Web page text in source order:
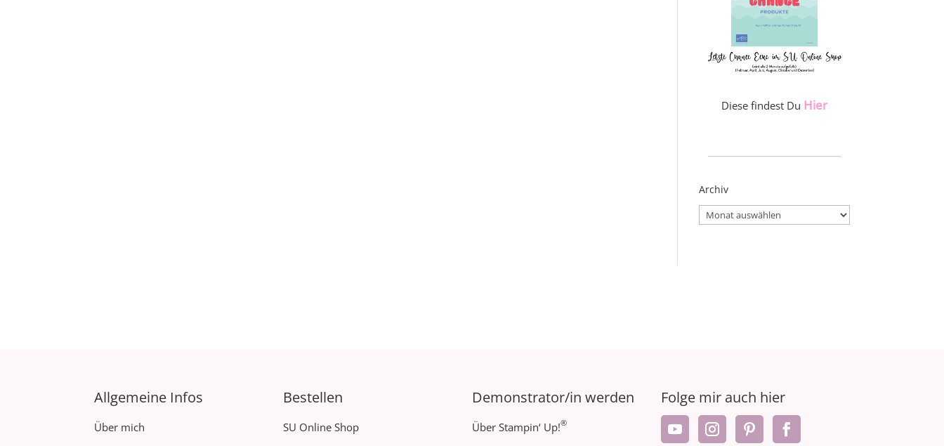
Diese findest Du Hier
Archiv
Archiv
Allgemeine Infos
Über mich
Bestellen
SU Online Shop
Demonstrator/in werden
Über Stampin‘ Up!®
Folge mir auch hier